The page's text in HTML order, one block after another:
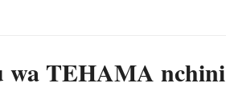
Français
wa TEHAMA nchini